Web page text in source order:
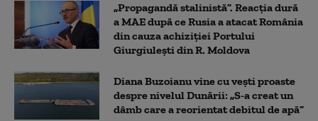
„Propagandă stalinistă”. Reacția dură
a MAE după ce Rusia a atacat România
din cauza achiziției Portului
Giurgiulești din R. Moldova
Diana Buzoianu vine cu vești proaste
despre nivelul Dunării: „S-a creat un
dâmb care a reorientat debitul de apă”